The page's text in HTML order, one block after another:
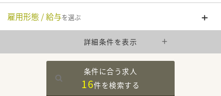
雇用形態 / 給与を選ぶ
詳細条件を表示
条件に合う求人
16件を検索する